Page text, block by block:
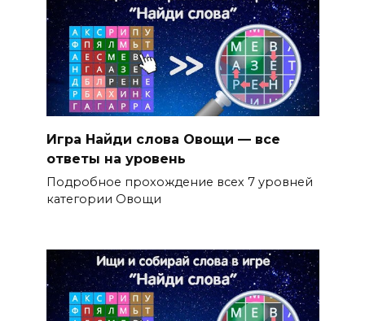
Игра Найди слова Овощи — все
ответы на уровень
Подробное прохождение всех 7 уровней
категории Овощи